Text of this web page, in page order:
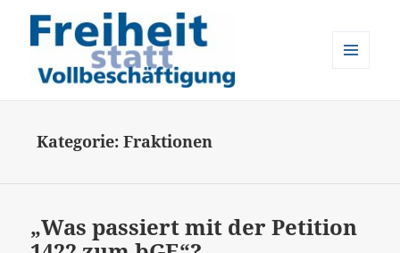
Kategorie:Fraktionen
„Was passiert mit der Petition